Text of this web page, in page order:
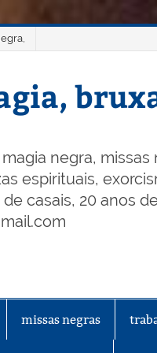
negra, missas
espirituais,
casais, 20 anos
missas negras